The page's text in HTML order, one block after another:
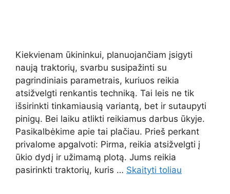
Kiekvienam ūkininkui, planuojančiam įsigyti
naują traktorių, svarbu susipažinti su
pagrindiniais parametrais, kuriuos reikia
atsižvelgti renkantis techniką. Tai leis ne tik
išsirinkti tinkamiausią variantą, bet ir sutaupyti
pinigų. Bei laiku atlikti reikiamus darbus ūkyje.
Pasikalbėkime apie tai plačiau. Prieš perkant
privalome apgalvoti: Pirma, reikia atsižvelgti į
ūkio dydį ir užimamą plotą. Jums reikia
pasirinkti traktorių, kuris … Skaityti toliau